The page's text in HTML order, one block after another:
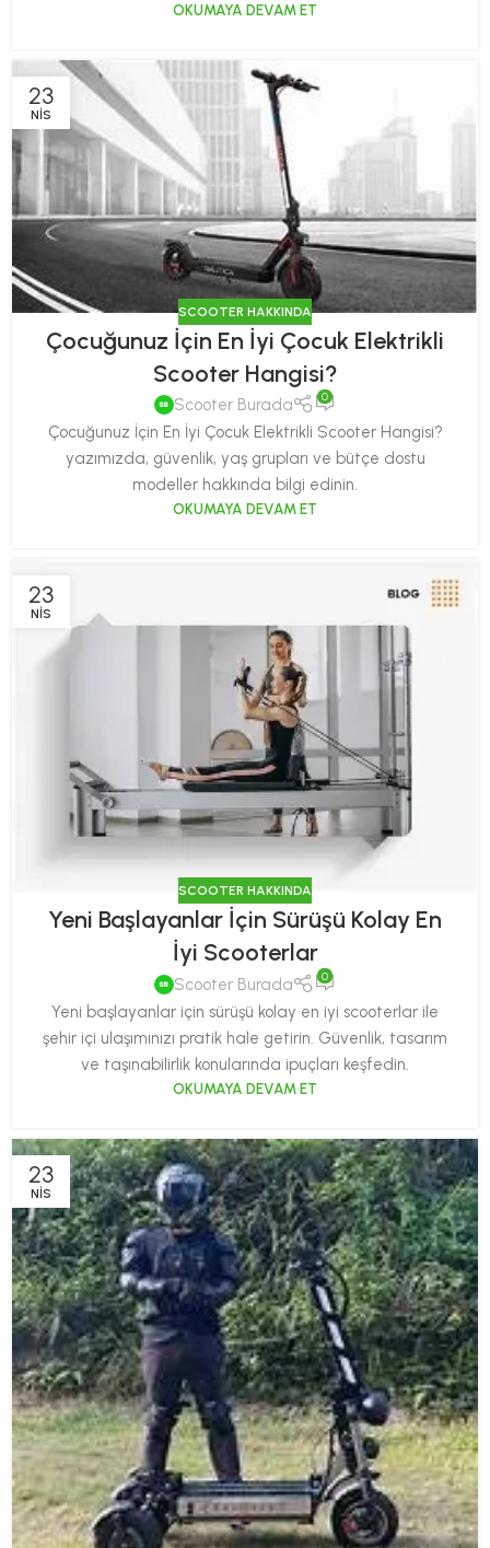
OKUMAYA DEVAM ET
23
NIS
SCOOTER HAKKINDA
Çocuğunuz İçin En İyi Çocuk Elektrikli
Scooter Hangisi?
Scooter Burada 0
Çocuğunuz İçin En İyi Çocuk Elektrikli Scooter Hangisi?
yazımızda, güvenlik, yaş grupları ve bütçe dostu
modeller hakkında bilgi edinin.
OKUMAYA DEVAM ET
23
NIS
SCOOTER HAKKINDA
Yeni Başlayanlar İçin Sürüşü Kolay En
İyi Scooterlar
Scooter Burada 0
Yeni başlayanlar için sürüşü kolay en iyi scooterlar ile
şehir içi ulaşımınızı pratik hale getirin. Güvenlik, tasarım
ve taşınabilirlik konularında ipuçları keşfedin.
OKUMAYA DEVAM ET
23
NIS